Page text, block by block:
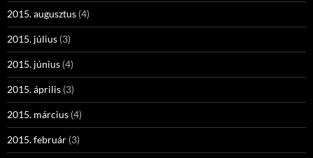
2015. augusztus (4)
2015. július (3)
2015. június (4)
2015. április (3)
2015. március (4)
2015. február (3)